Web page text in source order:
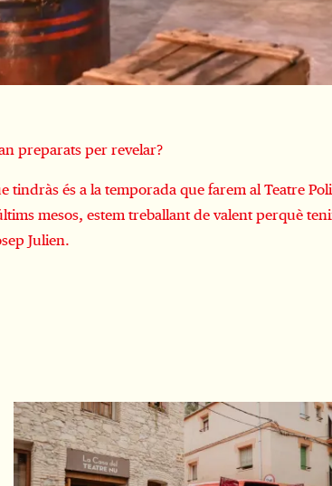
preparats per revelar?
és a la temporada que farem al Teatre
mesos, estem treballant de valent perquè
Julien.